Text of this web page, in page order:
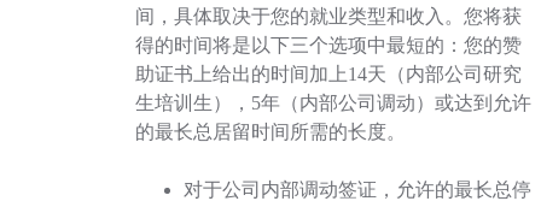
间，具体取决于您的就业类型和收入。您将获
得的时间将是以下三个选项中最短的：您的赞
助证书上给出的时间加上14天（内部公司研究
生培训生），5年（内部公司调动）或达到允许
的最长总居留时间所需的长度。
对于公司内部调动签证，允许的最长总停